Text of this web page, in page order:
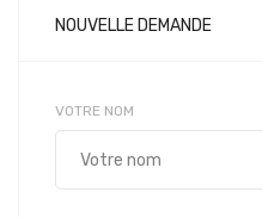
NOUVELLE DEMANDE
VOTRE NOM